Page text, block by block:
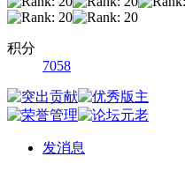
积分
7058
发消息